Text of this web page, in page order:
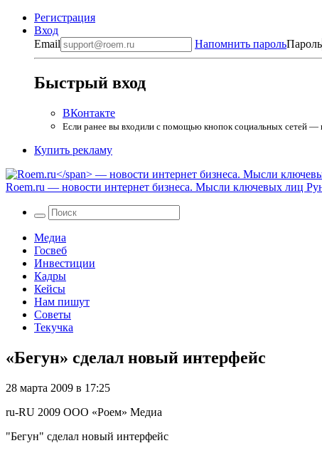
Регистрация
Вход
Email
Напомнить парольПароль
Быстрый вход
ВКонтакте
Если ранее вы входили с помощью кнопок социальных сетей —
Купить рекламу
Roem.ru — новости интернет бизнеса. Мысли ключевых лиц
Медиа
Госвеб
Инвестиции
Кадры
Кейсы
Нам пишут
Советы
Текучка
«Бегун» сделал новый интерфейс
28 марта 2009 в 17:25
ru-RU 2009 ООО «Роем» Медиа
"Бегун" сделал новый интерфейс